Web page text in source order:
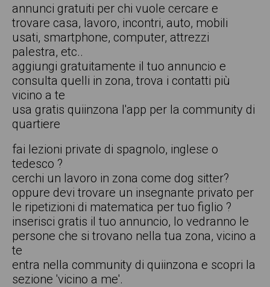
annunci gratuiti per chi vuole cercare e
trovare casa, lavoro, incontri, auto, mobili
usati, smartphone, computer, attrezzi
palestra, etc..
aggiungi gratuitamente il tuo annuncio e
consulta quelli in zona, trova i contatti più
vicino a te
usa gratis quiinzona l'app per la community di
quartiere
fai lezioni private di spagnolo, inglese o
tedesco ?
cerchi un lavoro in zona come dog sitter?
oppure devi trovare un insegnante privato per
le ripetizioni di matematica per tuo figlio ?
inserisci gratis il tuo annuncio, lo vedranno le
persone che si trovano nella tua zona, vicino a
te
entra nella community di quiinzona e scopri la
sezione 'vicino a me'.